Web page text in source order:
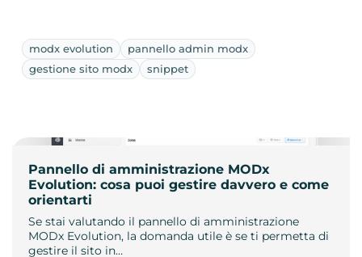
modx evolution
pannello admin modx
gestione sito modx
snippet
Pannello di amministrazione MODx
Evolution: cosa puoi gestire davvero e come
orientarti
Se stai valutando il pannello di amministrazione
MODx Evolution, la domanda utile è se ti permetta di
gestire il sito in…